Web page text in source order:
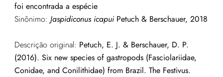
foi encontrada a espécie
Sinônimo: Jaspidiconus icapui Petuch& Berschauer, 2018
Descrição original: Petuch, E. J. & Berschauer, D. P.
(2016). Six new species of gastropods (Fasciolariidae,
Conidae, and Conilithidae) from Brazil. The Festivus.